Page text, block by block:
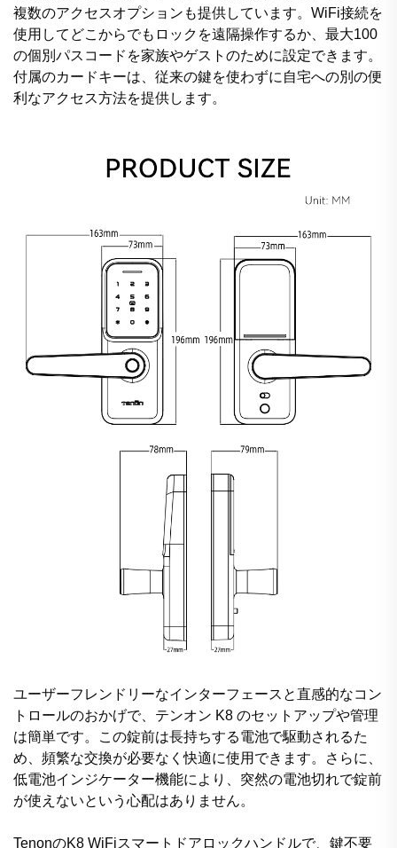
複数のアクセスオプションも提供しています。WiFi接続を
使用してどこからでもロックを遠隔操作するか、最大100
の個別パスコードを家族やゲストのために設定できます。
付属のカードキーは、従来の鍵を使わずに自宅への別の便
利なアクセス方法を提供します。
ユーザーフレンドリーなインターフェースと直感的なコン
トロールのおかげで、テンオン K8 のセットアップや管理
は簡単です。この錠前は長持ちする電池で駆動されるた
め、頻繁な交換が必要なく快適に使用できます。さらに、
低電池インジケーター機能により、突然の電池切れで錠前
が使えないという心配はありません。
TenonのK8 WiFiスマートドアロックハンドルで、鍵不要